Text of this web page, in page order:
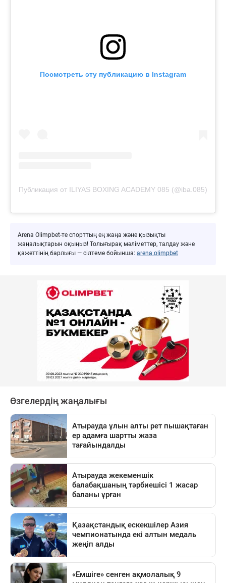
Посмотреть эту публикацию в Instagram
Публикация от ILIYAS BOXING ACADEMY 085 (@iba.085)
Arena Olimpbet-те спорттың ең жаңа және қызықты
жаңалықтарын оқыңыз! Толығырақ мәліметтер, талдау және
қажеттінің барлығы — сілтеме бойынша: arena.olimpbet